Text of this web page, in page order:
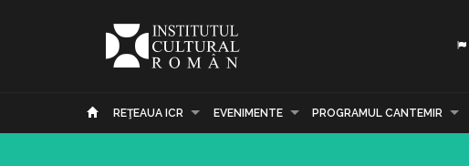
REŢEAUA ICR EVENIMENTE PROGRAMUL CANTEMIR